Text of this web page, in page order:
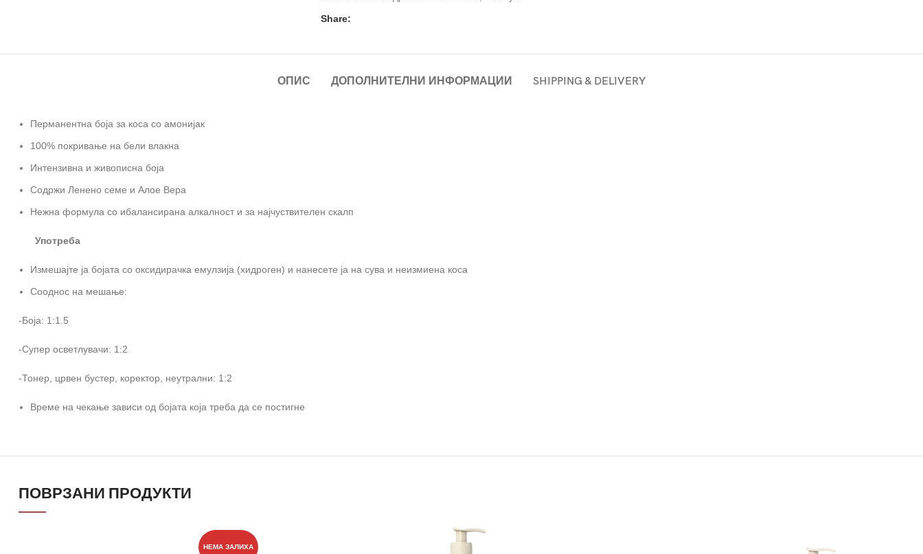
Share:
ОПИС ДОПОЛНИТЕЛНИ ИНФОРМАЦИИ SHIPPING & DELIVERY
Перманентна боја за коса со амонијак
100% покривање на бели влакна
Интензивна и живописна боја
Содржи Ленено семе и Алое Вера
Нежна формула со ибалансирана алкалност и за најчуствителен скалп
Употреба
Измешајте ја бојата со оксидирачка емулзија (хидроген) и нанесете ја на сува и неизмиена коса
Сооднос на мешање:
-Боја: 1:1.5
-Супер осветлувачи: 1:2
-Тонер, црвен бустер, коректор, неутрални: 1:2
Време на чекање зависи од бојата која треба да се постигне
ПОВРЗАНИ ПРОДУКТИ
НЕМА ЗАЛИХА